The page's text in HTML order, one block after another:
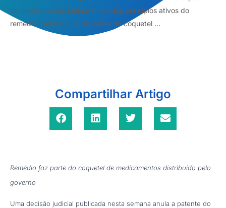
do medicamento lopinavir, um dos princípios ativos do
remédio Kaletra, que faz parte do coquetel ...
Compartilhar Artigo
Remédio faz parte do coquetel de medicamentos distribuído pelo
governo
Uma decisão judicial publicada nesta semana anula a patente do